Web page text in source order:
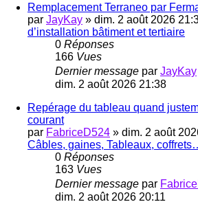
Remplacement Terraneo par
par JayKay » dim. 2 août 2026
d’installation bâtiment et tertiaire
0 Réponses
166 Vues
Dernier message par JayKay
dim. 2 août 2026 21:38
Repérage du tableau quand
courant
par FabriceD524 » dim. 2 août
Câbles, gaines, Tableaux,
0 Réponses
163 Vues
Dernier message par
dim. 2 août 2026 20:11